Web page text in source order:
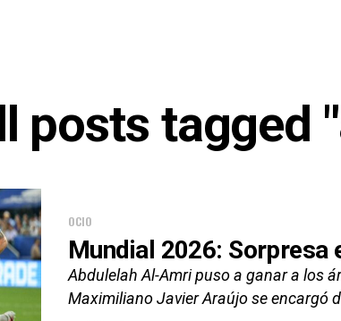
posts tagged
OCIO
Mundial 2026: Sorpresa
Abdulelah Al-Amri puso a ganar a los
Maximiliano Javier Araújo se encargó